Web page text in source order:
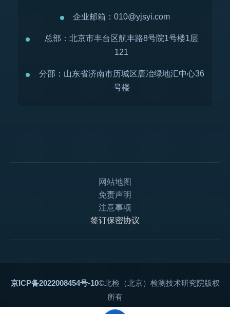
企业邮箱：010@yjsyi.com
总部：北京市丰台区航丰路8号院1号楼1层
121
分部：山东省济南市历城区唐冶绿地汇中心36
号楼
网站地图
免责声明
注意事项
签订保密协议
京ICP备2022008454号-10©北检（北京）检测技术研究院版权
所有